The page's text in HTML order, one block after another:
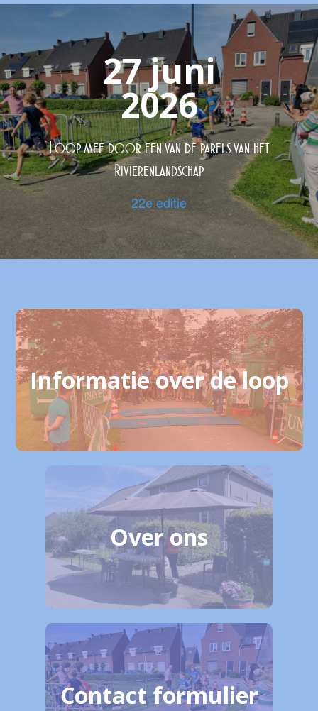
27 juni
2026
Loop mee door een van de parels van het
Rivierenlandschap
22e editie
Informatie over de loop
Over ons
Contact formulier